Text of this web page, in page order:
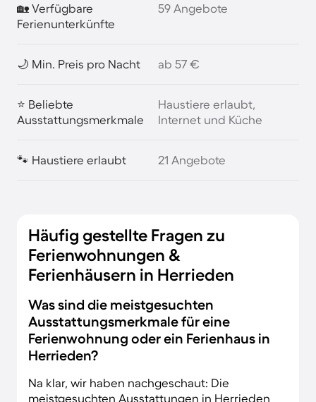
🏡 Verfügbare
Ferienunterkünfte
59 Angebote
🌙 Min. Preis pro Nacht ab 57 €
⭐ Beliebte
Ausstattungsmerkmale
Haustiere erlaubt,
Internet und Küche
🐾 Haustiere erlaubt 21 Angebote
Häufig gestellte Fragen zu
Ferienwohnungen &
Ferienhäusern in Herrieden
Was sind die meistgesuchten
Ausstattungsmerkmale für eine
Ferienwohnung oder ein Ferienhaus in
Herrieden?
Na klar, wir haben nachgeschaut: Die
meistgesuchten Ausstattungen in Herrieden